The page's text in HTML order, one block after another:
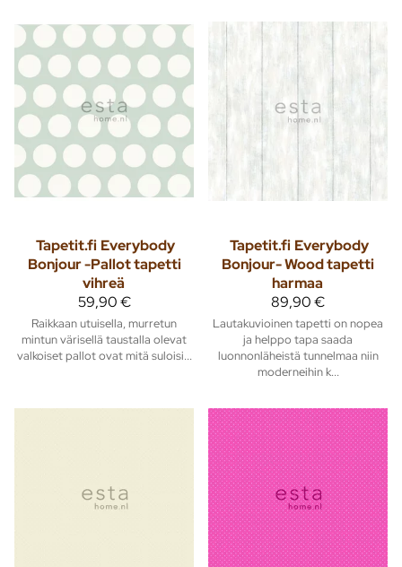
Tapetit.fi Everybody
Bonjour -Pallot tapetti
vihreä
59,90 €
Raikkaan utuisella, murretun
mintun värisellä taustalla olevat
valkoiset pallot ovat mitä suloisi...
Tapetit.fi Everybody
Bonjour- Wood tapetti
harmaa
89,90 €
Lautakuvioinen tapetti on nopea
ja helppo tapa saada
luonnonläheistä tunnelmaa niin
moderneihin k...